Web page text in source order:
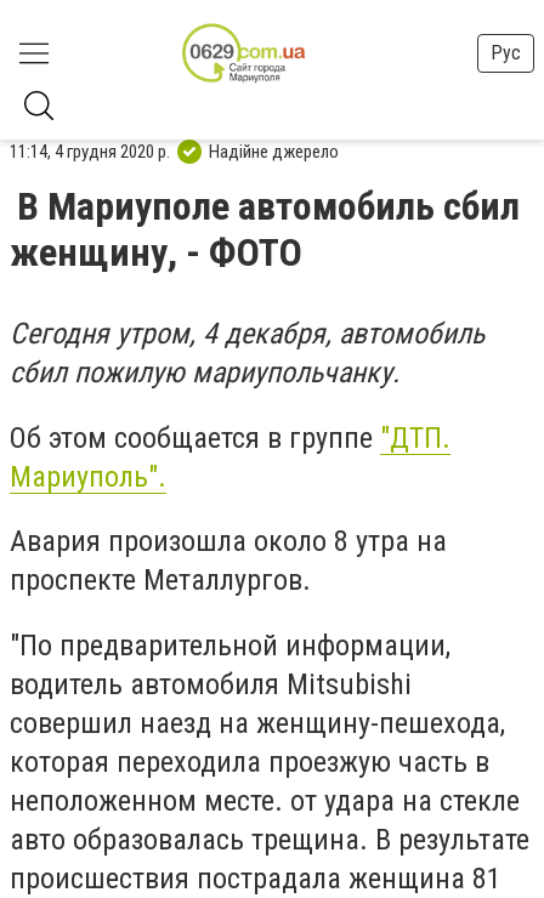
Рус
11:14, 4 грудня 2020 р. Надійне джерело
В Мариуполе автомобиль сбил
женщину, - ФОТО
Сегодня утром, 4 декабря, автомобиль
сбил пожилую мариупольчанку.
Об этом сообщается в группе "ДТП.
Мариуполь".
Авария произошла около 8 утра на
проспекте Металлургов.
"По предварительной информации,
водитель автомобиля Mitsubishi
совершил наезд на женщину-пешехода,
которая переходила проезжую часть в
неположенном месте. от удара на стекле
авто образовалась трещина. В результате
происшествия пострадала женщина 81